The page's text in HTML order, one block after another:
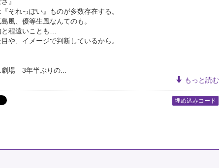
それっぽい』ものが多数存在する。
風、優等生風なんてのも。
程遠いことも…
や、イメージで判断しているから。
劇場 3年半ぶりの...
もっと読む
埋め込みコード